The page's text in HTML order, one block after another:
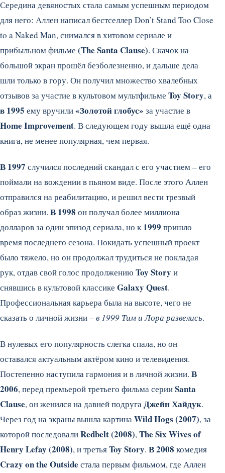
Середина девяностых стала самым успешным периодом
для него: Аллен написал бестселлер Don’t Stand Too Close
to a Naked Man, снимался в хитовом сериале и
прибыльном фильме (The Santa Clause). Скачок на
большой экран прошёл безболезненно, и дальше дела
шли только в гору. Он получил множество хвалебных
отзывов за участие в культовом мультфильме Toy Story, а
в 1995 ему вручили«Золотой глобус» за участие в
Home Improvement. В следующем году вышла ещё одна
книга, не менее популярная, чем первая.
В 1997 случился последний скандал с его участием – его
поймали на вождении в пьяном виде. После этого Аллен
отправился на реабилитацию, и решил вести трезвый
образ жизни. В 1998 он получал более миллиона
долларов за один эпизод сериала, но к1999 пришло
время последнего сезона. Покидать успешный проект
было тяжело, но он продолжал трудиться не покладая
рук, отдав свой голос продолжению Toy Story и
снявшись в культовой классике Galaxy Quest.
Профессиональная карьера была на высоте, чего не
сказать о личной жизни –в 1999 Тим и Лора развелись.
В нулевых его популярность слегка спала, но он
оставался актуальным актёром кино и телевидения.
Постепенно наступила гармония и в личной жизни. В
2006, перед премьерой третьего фильма серииSanta
Clause, он женился на давней подругаДжейн Хайдук.
Через год на экраны вышла картинаWild Hogs (2007), за
которой последовалиRedbelt (2008),The Six Wives of
Henry Lefay (2008), и третьяToy Story. В 2008 комедия
Crazy on the Outside стала первым фильмом, где Аллен